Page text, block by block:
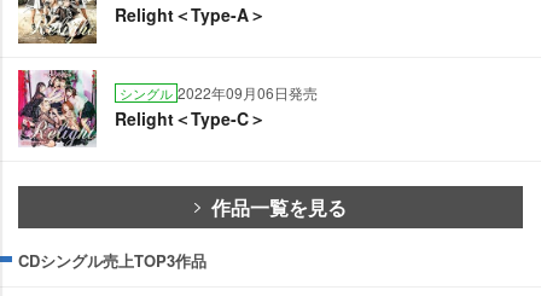
Relight＜Type-A＞
シングル 2022年09月06日発売
Relight＜Type-C＞
作品一覧を見る
CDシングル売上TOP3作品